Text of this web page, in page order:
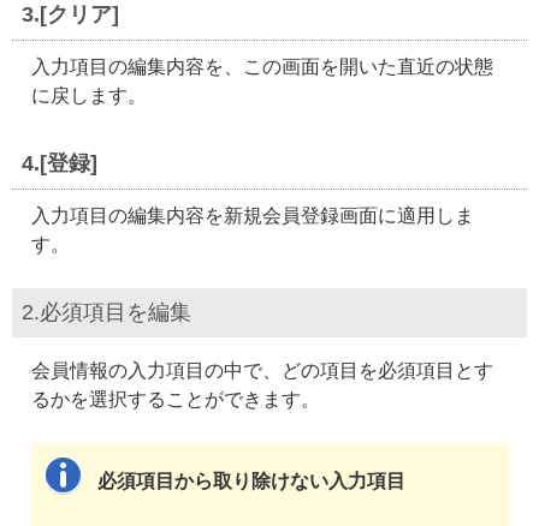
3.[クリア]
入力項目の編集内容を、この画面を開いた直近の状態
に戻します。
4.[登録]
入力項目の編集内容を新規会員登録画面に適用しま
す。
2.必須項目を編集
会員情報の入力項目の中で、どの項目を必須項目とす
るかを選択することができます。
必須項目から取り除けない入力項目